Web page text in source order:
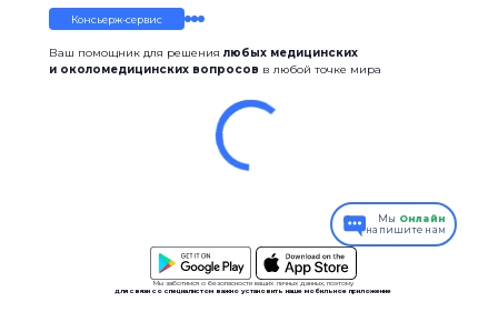
Консьерж-сервис
Ваш помощник для решениялюбых медицинских
и околомедицинских вопросов в любой точке мира
Мы Онлайн
напишите нам
Мы заботимся о безопасности ваших личных данных, поэтому
для связи со специалистом важно установить наше мобильное приложение